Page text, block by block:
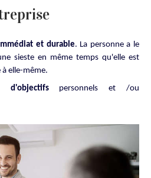
et durable. La personne a le
sieste en même temps qu'elle est
elle-même.
d'objectifspersonnels et /ou